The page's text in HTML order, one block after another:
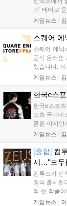
가’ 테마로
프레 모델
세한 정보는
게임뉴스 |
스퀘어 에
스퀘어 에닉
공식 온라인
했습니다.
어 등 주요
용 가능합니
게임뉴스 |
한국e스
한국e스포
포츠 국가대
폼은 아시안
구성된 컬렉
서는 대회 규
게임뉴스 |
[종합] 컴
시…"모두
컴투스가 신
정식 출시한
의 첫 작품
심 콘텐츠,
게임뉴스 |